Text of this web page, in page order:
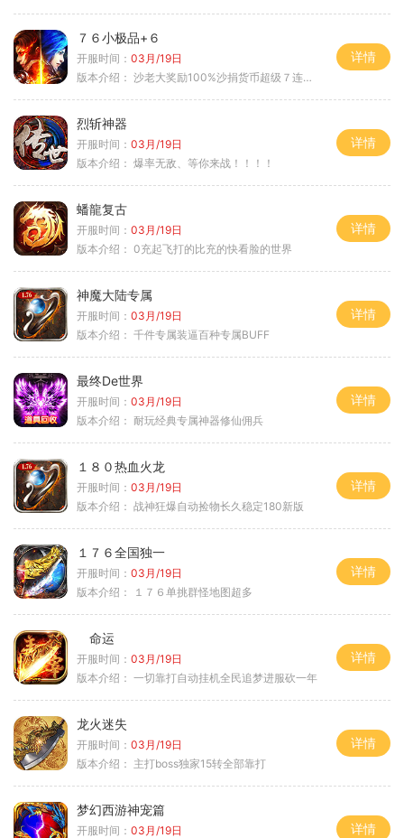
７６小极品+６
开服时间： 03月/19日
版本介绍： 沙老大奖励100%沙捐货币超级７连鞭尸
详情
烈斩神器
开服时间： 03月/19日
版本介绍： 爆率无敌、等你来战！！！！
详情
蟠龍复古
开服时间： 03月/19日
版本介绍： 0充起飞打的比充的快看脸的世界
详情
神魔大陆专属
开服时间： 03月/19日
版本介绍： 千件专属装逼百种专属BUFF
详情
最终De世界
开服时间： 03月/19日
版本介绍： 耐玩经典专属神器修仙佣兵
详情
１８０热血火龙
开服时间： 03月/19日
版本介绍： 战神狂爆自动捡物长久稳定180新版
详情
１７６全国独一
开服时间： 03月/19日
版本介绍：
１７６单挑群怪地图超多
详情
命运
开服时间： 03月/19日
版本介绍： 一切靠打自动挂机全民追梦进服砍一年
详情
龙火迷失
开服时间： 03月/19日
版本介绍： 主打boss独家15转全部靠打
详情
梦幻西游神宠篇
开服时间： 03月/19日
详情